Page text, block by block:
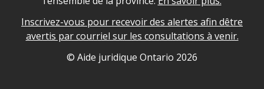
Inscrivez-vous pour recevoir des alertes afin dêtre
avertis par courriel sur les consultations à venir.
Legal Aid Ontario copyright information
© Aide juridique Ontario 2026